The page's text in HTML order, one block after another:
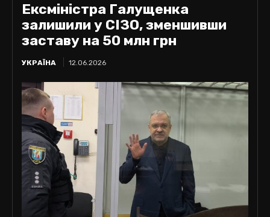
Ексміністра Галущенка
залишили у СІЗО, зменшивши
заставу на 50 млн грн
УКРАЇНА 12.06.2026